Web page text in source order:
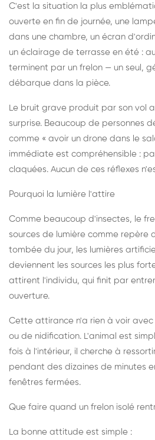
C'est la situation la plus
ouverte en fin de journée, une
dans une chambre, un écran
un éclairage de terrasse en été :
terminent par un frelon — un seul,
débarque dans la pièce.
Le bruit grave produit par son vol
surprise. Beaucoup de personnes
comme « avoir un drone dans le
immédiate est compréhensible :
claquées. Aucun de ces réflexes
Pourquoi la lumière l'attire
Comme beaucoup d'insectes, le
sources de lumière comme repère
tombée du jour, les lumières
deviennent les sources les plus
attirent l'individu, qui finit par
ouverture.
Cette attirance n'a rien à voir
ou de nidification. L'animal est
fois à l'intérieur, il cherche à
pendant des dizaines de minutes
fenêtres fermées.
Que faire quand un frelon isolé
La bonne attitude est simple :